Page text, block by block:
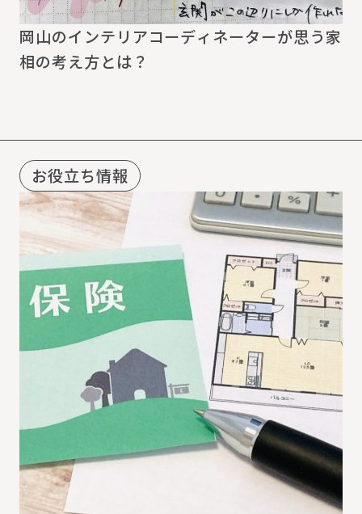
岡山のインテリアコーディネーターが思う家
相の考え方とは？
お役立ち情報